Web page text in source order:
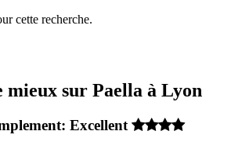
cette recherche.
mieux sur Paella à Lyon
Excellent